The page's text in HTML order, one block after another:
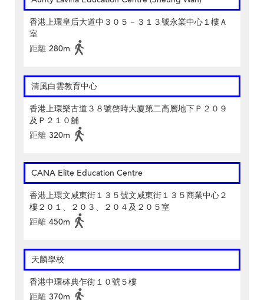
香港上環皇后大道中３０５－３１３號永業中心１樓Ａ
室
距離 280m
清風白雲教育中心
香港上環樂古道３８號啓時大廈第二高層地下Ｐ２０９
及Ｐ２１０舖
距離 320m
CANA Elite Education Centre
香港上環文咸東街１３５號文咸東街１３５商業中心２
樓２０１、２０３、２０４及２０５室
距離 450m
天麟學校
香港中環砵典乍街１０號５樓
距離 370m